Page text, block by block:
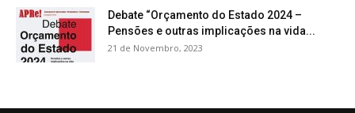
Debate “Orçamento do Estado 2024 –
Pensões e outras implicações na vida...
21 de Novembro, 2023